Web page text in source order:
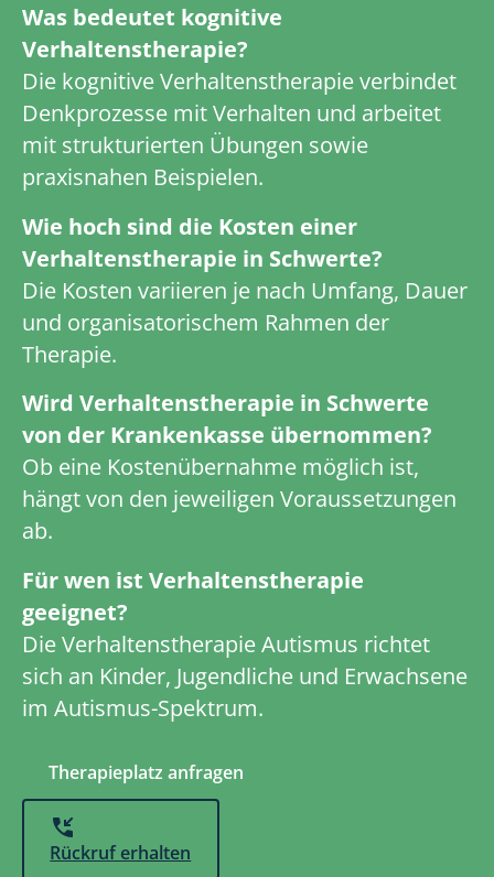
Was bedeutet kognitive
Verhaltenstherapie?
Die kognitive Verhaltenstherapie verbindet
Denkprozesse mit Verhalten und arbeitet
mit strukturierten Übungen sowie
praxisnahen Beispielen.
Wie hoch sind die Kosten einer
Verhaltenstherapie in Schwerte?
Die Kosten variieren je nach Umfang, Dauer
und organisatorischem Rahmen der
Therapie.
Wird Verhaltenstherapie in Schwerte
von der Krankenkasse übernommen?
Ob eine Kostenübernahme möglich ist,
hängt von den jeweiligen Voraussetzungen
ab.
Für wen ist Verhaltenstherapie
geeignet?
Die Verhaltenstherapie Autismus richtet
sich an Kinder, Jugendliche und Erwachsene
im Autismus-Spektrum.
Therapieplatz anfragen
Rückruf erhalten